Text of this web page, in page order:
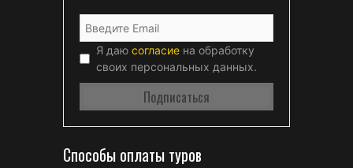
Я даю согласие на обработку
своих персональных данных.
Способы оплаты туров